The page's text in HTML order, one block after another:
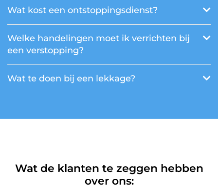
Wat kost een ontstoppingsdienst?
Welke handelingen moet ik verrichten bij
een verstopping?
Wat te doen bij een lekkage?
Wat de klanten te zeggen hebben
over ons: